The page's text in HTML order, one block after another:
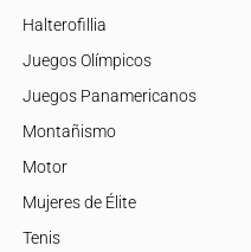
Halterofillia
Juegos Olímpicos
Juegos Panamericanos
Montañismo
Motor
Mujeres de Élite
Tenis